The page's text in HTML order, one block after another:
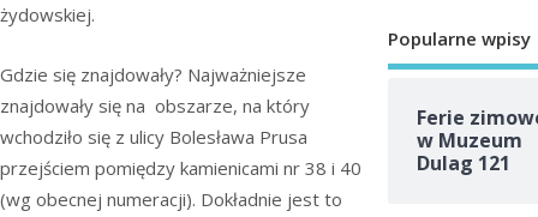
żydowskiej.
Gdzie się znajdowały? Najważniejsze
znajdowały się na obszarze, na który
wchodziło się z ulicy Bolesława Prusa
przejściem pomiędzy kamienicami nr 38 i 40
(wg obecnej numeracji). Dokładnie jest to
Popularne wpisy
Ferie
w Muzeum
Dulag 121